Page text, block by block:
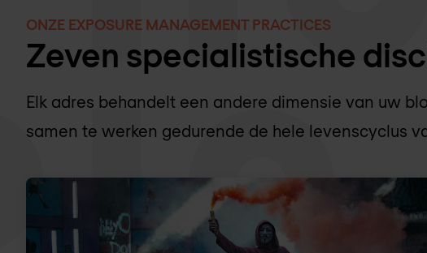
ONZE EXPOSURE MANAGEMENT PRACTICES
Zeven specialistische
Elk adres behandelt een andere dimensie van uw
samen te werken gedurende de hele levenscyclus